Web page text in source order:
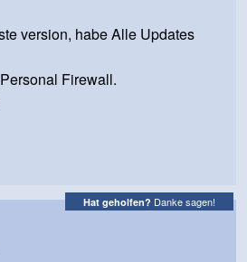
version, habe Alle Updates
Firewall.
Hat geholfen? Danke sagen!